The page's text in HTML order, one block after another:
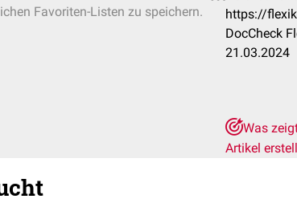
Favoriten-Listen zu speichern.
https://
DocCheck
21.03.2024
Was
Artikel